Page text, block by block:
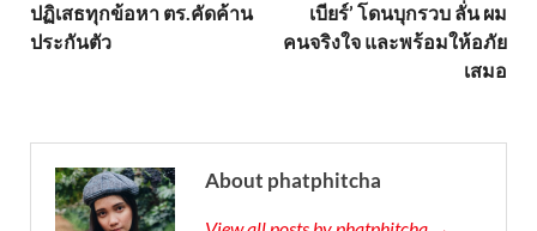
ปฏิเสธทุกข้อหา ตร.คัดค้าน
ประกันตัว
เบียร์’ โดนบุกรวบ ลั่น ผม
คนจริงใจ และพร้อมให้อภัย
เสมอ
About phatphitcha